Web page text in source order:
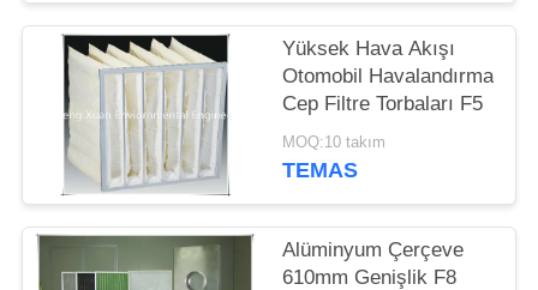
Yüksek Hava Akışı
Otomobil Havalandırma
Cep Filtre Torbaları F5
MOQ:10 takım
TEMAS
Alüminyum Çerçeve
610mm Genişlik F8